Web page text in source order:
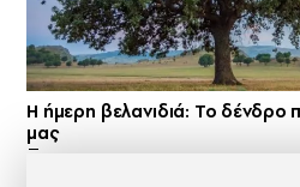
Η ήμερη βελανιδιά: Το δένδρο
μας